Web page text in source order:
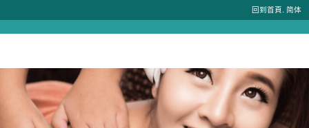
回到首頁. 简体